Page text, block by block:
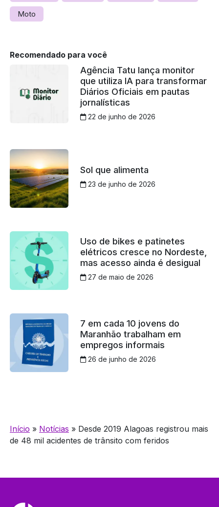
Moto
Recomendado para você
Agência Tatu lança monitor
que utiliza IA para transformar
Diários Oficiais em pautas
jornalísticas
22 de junho de 2026
Sol que alimenta
23 de junho de 2026
Uso de bikes e patinetes
elétricos cresce no Nordeste,
mas acesso ainda é desigual
27 de maio de 2026
7 em cada 10 jovens do
Maranhão trabalham em
empregos informais
26 de junho de 2026
Início » Notícias » Desde 2019 Alagoas registrou mais
de 48 mil acidentes de trânsito com feridos